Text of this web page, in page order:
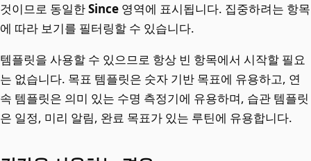
것이므로 동일한Since 영역에 표시됩니다. 집중하려는 항목
에 따라 보기를 필터링할 수 있습니다.
템플릿을 사용할 수 있으므로 항상 빈 항목에서 시작할 필요
는 없습니다. 목표 템플릿은 숫자 기반 목표에 유용하고, 연
속 템플릿은 의미 있는 수명 측정기에 유용하며, 습관 템플릿
은 일정, 미리 알림, 완료 목표가 있는 루틴에 유용합니다.